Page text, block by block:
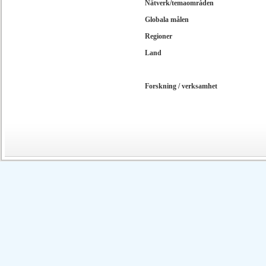
Nätverk/temaområden
Globala målen
Regioner
Land
Forskning / verksamhet